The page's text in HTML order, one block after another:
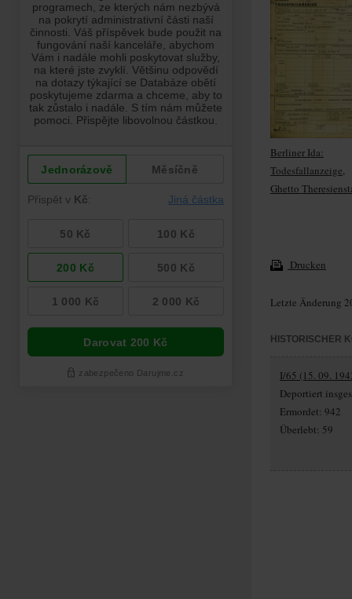
Berliner Ida:
Todesfallanzeige,
Ghetto
Drucken
Letzte Änderung
HISTORISCHER
I/65 (15. 09.
Deportiert
Ermordet: 942
Überlebt: 59